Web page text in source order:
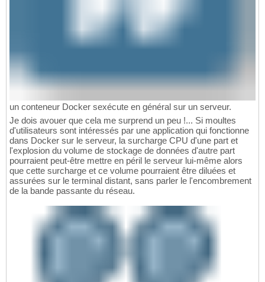
un conteneur Docker sexécute en général sur un serveur.
Je dois avouer que cela me surprend un peu !... Si moultes
d'utilisateurs sont intéressés par une application qui fonctionne
dans Docker sur le serveur, la surcharge CPU d'une part et
l'explosion du volume de stockage de données d'autre part
pourraient peut-être mettre en péril le serveur lui-même alors
que cette surcharge et ce volume pourraient être diluées et
assurées sur le terminal distant, sans parler le l'encombrement
de la bande passante du réseau.